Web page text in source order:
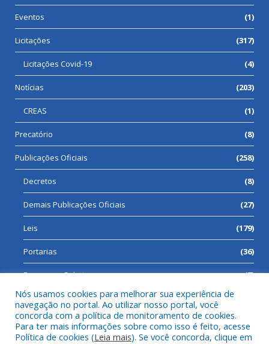
Eventos (1)
Licitações (317)
Licitações Covid-19 (4)
Notícias (203)
CREAS (1)
Precatório (8)
Publicações Oficiais (258)
Decretos (8)
Demais Publicações Oficiais (27)
Leis (179)
Portarias (36)
Processos Seletivos (7)
Todos os direitos reservados a Prefeitura Municipal de Cumaru
do Norte.
Nós usamos cookies para melhorar sua experiência de
navegação no portal. Ao utilizar nosso portal, você
concorda com a política de monitoramento de cookies.
Para ter mais informações sobre como isso é feito, acesse
Política de cookies (Leia mais). Se você concorda, clique em